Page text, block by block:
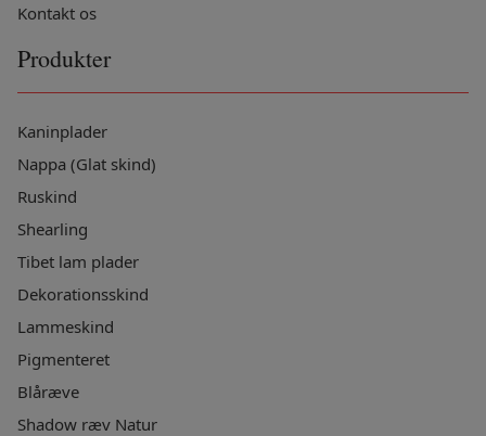
Kontakt os
Produkter
Kaninplader
Nappa (Glat skind)
Ruskind
Shearling
Tibet lam plader
Dekorationsskind
Lammeskind
Pigmenteret
Blåræve
Shadow ræv Natur